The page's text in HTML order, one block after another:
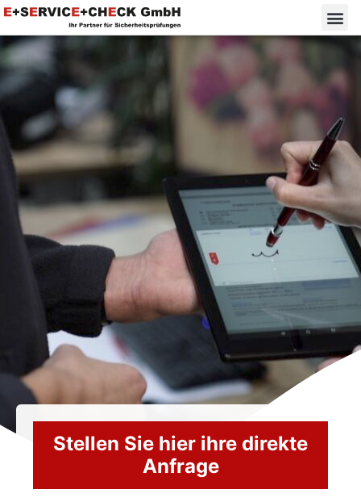
Stellen Sie hier ihre direkte
Anfrage